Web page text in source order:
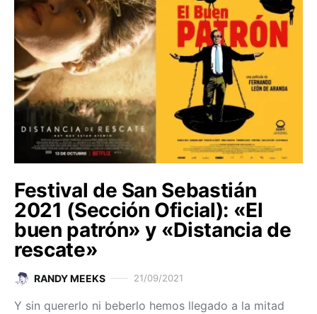
Festival de San Sebastián
2021 (Sección Oficial): «El
buen patrón» y «Distancia de
rescate»
RANDY MEEKS 21/09/2021
Y sin quererlo ni beberlo hemos llegado a la mitad